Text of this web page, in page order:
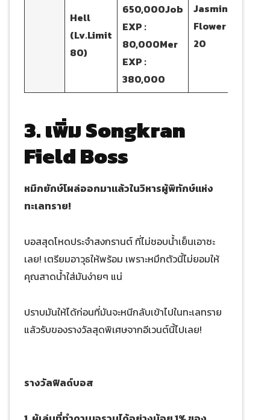
Jasmine
Flower *
20
Hell
(Lv.Limit
80)
650,000Job
EXP :
80,000Mer
EXP :
380,000
3. เพิ่ม Songkran
Field Boss
หมึกยักษ์โผล่ออกมาแล้วในวิหารผู้พิทักษ์แห่ง
ทะเลทราย!
บอสสุดโหดประจำสงกรานต์ ที่ไม่ชอบน้ำเย็นเอาซะ
เลย! เตรียมอาวุธให้พร้อม เพราะหมึกตัวนี้ไม่ยอมให้
คุณสาดน้ำใส่มันง่ายๆ แน่
ปราบมันให้ได้ก่อนที่มันจะหนีกลับเข้าไปในทะเลทราย
แล้วรับของรางวัลสุดพิเศษจากอีเวนต์นี้ไปเลย!
รางวัลฟิลด์บอส